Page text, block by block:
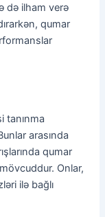
də ilham verə
qumar
tanınma
arasında
qumar
Onlar,
ilə bağlı